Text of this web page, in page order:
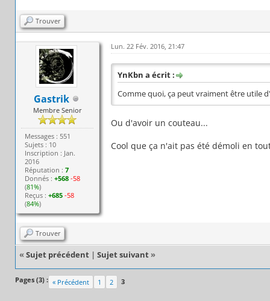
Trouver
Gastrik
Membre Senior
Messages : 551
Sujets : 10
Inscription : Jan.
2016
Réputation :7
Donnés :+568 -58
(81%)
Reçus :+685 -58
(84%)
Lun. 22 Fév. 2016, 21:47
YnKbn a écrit :
Comme quoi, ça peut vraiment être utile
Ou d'avoir un couteau...
Cool que ça n'ait pas été démoli en
Trouver
« Sujet précédent | Sujet suivant »
Pages (3) : « Précédent 1 2 3